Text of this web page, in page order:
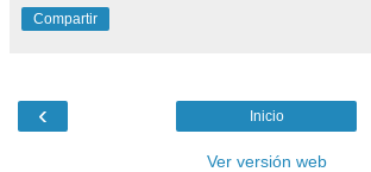
Compartir
‹ Inicio
Ver versión web